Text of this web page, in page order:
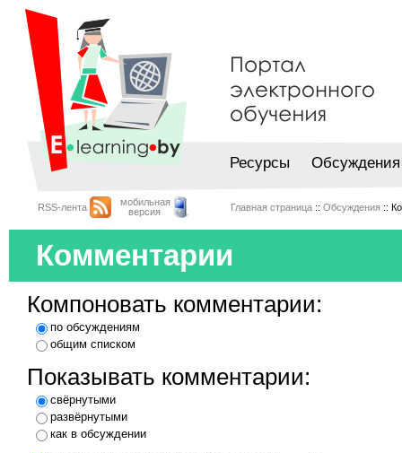
Ресурсы Обсуждения
RSS-лента
мобильная
версия
Главная страница :: Обсуждения ::
Комментарии
Компоновать комментарии:
по обсуждениям
общим списком
Показывать комментарии:
свёрнутыми
развёрнутыми
как в обсуждении